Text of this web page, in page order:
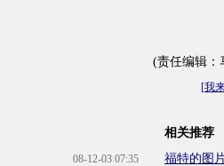
(责任编辑：
[我
08-12-03 07:35
相关推荐
福特的图